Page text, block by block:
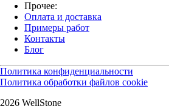
Прочее:
Оплата и доставка
Примеры работ
Контакты
Блог
Политика конфиденциальности
Политика обработки файлов cookie
2026 WellStone